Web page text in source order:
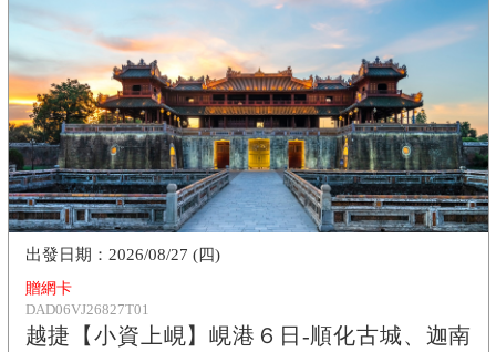
贈網卡
DAD06VJ26827T01
越捷【小資上峴】峴港６日-順化古城、迦南
2026/08/27 (四)